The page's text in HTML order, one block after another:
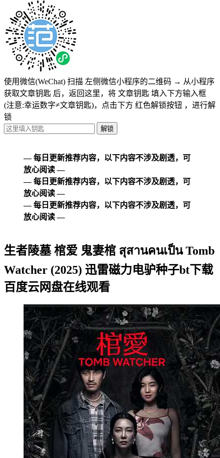
使用微信(WeChat) 扫描 左侧微信小程序的二维码 → 从小程序
获取文章钥匙 后，返回这里，将 文章钥匙 填入下方输入框
(注意:幸运数字≠文章钥匙)，点击下方 红色解锁按钮 ，进行解
锁
— 每日更新推荐内容，以下内容不涉及剧透，可
放心阅读 —
— 每日更新推荐内容，以下内容不涉及剧透，可
放心阅读 —
— 每日更新推荐内容，以下内容不涉及剧透，可
放心阅读 —
生者陵墓 棺爱 鬼妻棺 สุสานคนเป็น Tomb
Watcher (2025) 迅雷磁力电驴种子bt下载
百度云网盘在线观看